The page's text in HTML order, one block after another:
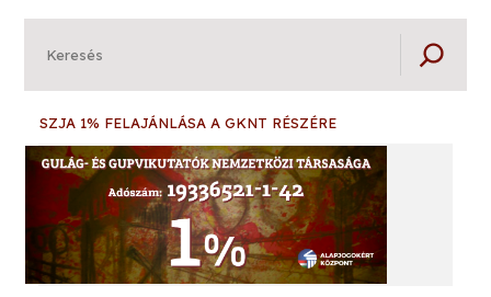
Keresés
SZJA 1% FELAJÁNLÁSA A GKNT RÉSZÉRE